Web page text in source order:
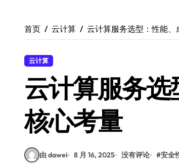
Windows云环境高效搭建：
首页 云计算 云计算服务选型：性能
云计算
云计算服务
核心考量
由 dawei 8 月 16, 2025 没有评论 #安全